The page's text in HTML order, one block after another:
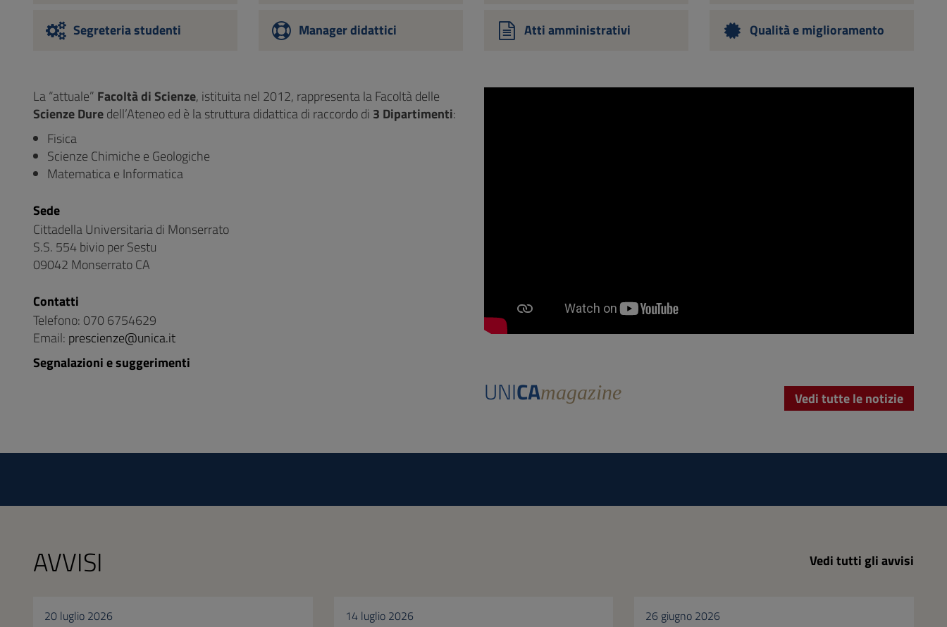
Segreteria studenti Manager didattici Atti amministrativi Qualità e miglioramento
La “attuale” Facoltà di Scienze, istituita nel 2012, rappresenta la Facoltà delle
Scienze Duredell’Ateneo ed è la struttura didattica di raccordo di 3 Dipartimenti:
Fisica
Scienze Chimiche e Geologiche
Matematica e Informatica
Sede
Cittadella Universitaria di Monserrato
S.S. 554 bivio per Sestu
09042 Monserrato CA
Contatti
Telefono: 070 6754629
Email: prescienze@unica.it
Segnalazioni e suggerimenti
UNICAmagazine Vedi tutte le notizie
AVVISI Vedi tutti gli avvisi
20 luglio 2026 14 luglio 2026 26 giugno 2026